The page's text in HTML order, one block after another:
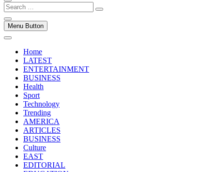
Search
…
Menu Button
Home
LATEST
ENTERTAINMENT
BUSINESS
Health
Sport
Technology
Trending
AMERICA
ARTICLES
BUSINESS
Culture
EAST
EDITORIAL